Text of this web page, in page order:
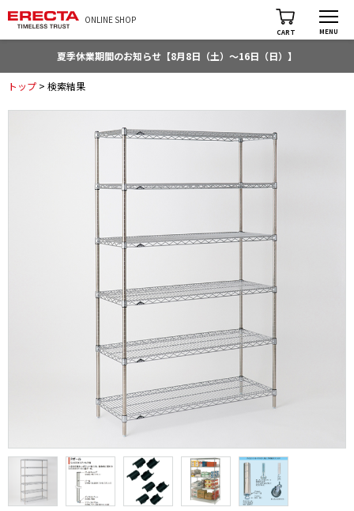
ONLINE SHOP
CART MENU
夏季休業期間のお知らせ【8月8日（土）～16日（日）】
トップ > 検索結果